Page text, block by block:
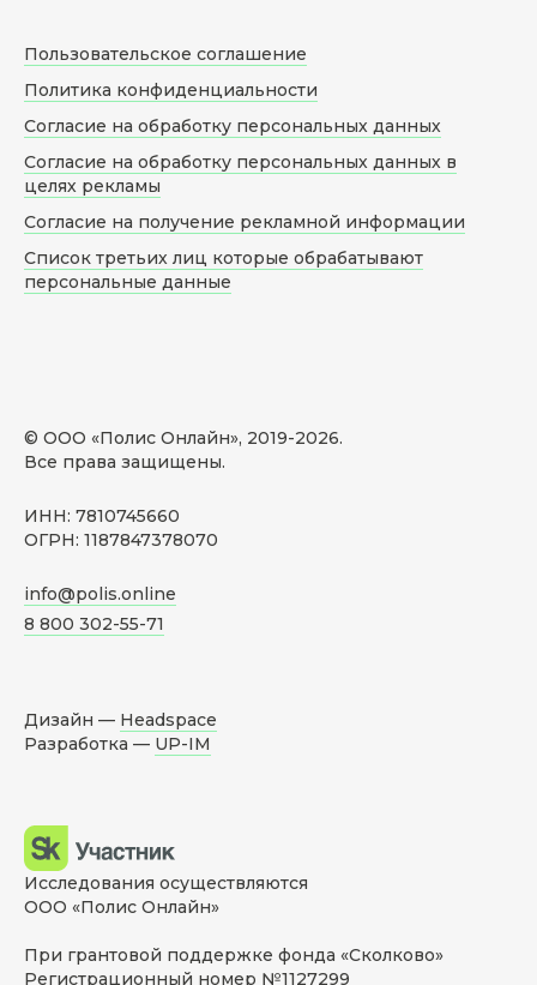
© ООО «Полис Онлайн», 2019-2026.
Все права защищены.
ИНН: 7810745660
ОГРН: 1187847378070
info@polis.online
8 800 302-55-71
Пользовательское соглашение
Политика конфиденциальности
Согласие на обработку персональных данных
Согласие на обработку персональных данных в
целях рекламы
Согласие на получение рекламной информации
Список третьих лиц которые обрабатывают
персональные данные
Дизайн — Headspace
Разработка — UP-IM
Исследования осуществляются
ООО «Полис Онлайн»
При грантовой поддержке фонда «Сколково»
Регистрационный номер №1127299